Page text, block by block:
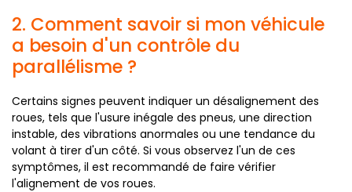
2. Comment savoir si mon véhicule
a besoin d'un contrôle du
parallélisme ?
Certains signes peuvent indiquer un désalignement des
roues, tels que l'usure inégale des pneus, une direction
instable, des vibrations anormales ou une tendance du
volant à tirer d'un côté. Si vous observez l'un de ces
symptômes, il est recommandé de faire vérifier
l'alignement de vos roues.